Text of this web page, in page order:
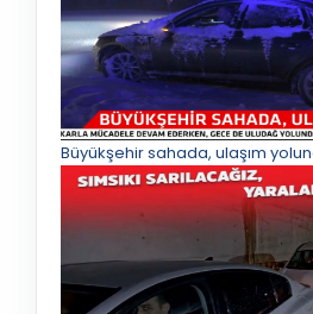
Büyükşehir sahada, ulaşım